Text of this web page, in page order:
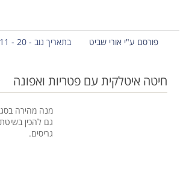
פורסם ע"י אורי שביט בתאריך נוב - 20 - 2011
חיטה איטלקית עם פטריות ואפונה
מנה מהירה
גם להכין בשיטת
גריסים.